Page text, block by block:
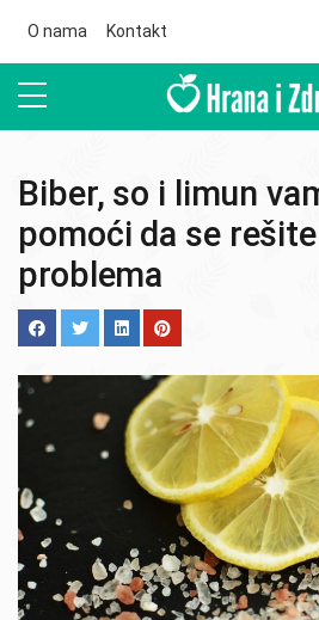
O nama Kontakt
Biber, so i limun
pomoći da se
problema
Image